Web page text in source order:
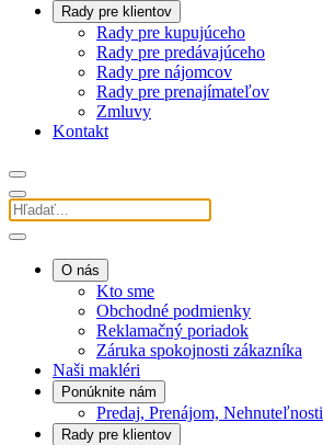
Rady pre klientov
Rady pre kupujúceho
Rady pre predávajúceho
Rady pre nájomcov
Rady pre prenajímateľov
Zmluvy
Kontakt
O nás
Kto sme
Obchodné podmienky
Reklamačný poriadok
Záruka spokojnosti zákazníka
Naši makléri
Ponúknite nám
Predaj, Prenájom, Nehnuteľnosti
Rady pre klientov